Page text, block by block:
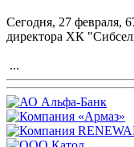
Сегодня, 27 февраля,
директора ХК
...